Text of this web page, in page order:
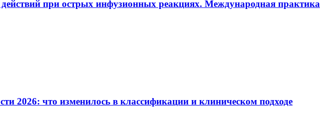
при острых инфузионных реакциях. Международная практика
2026: что изменилось в классификации и клиническом подходе